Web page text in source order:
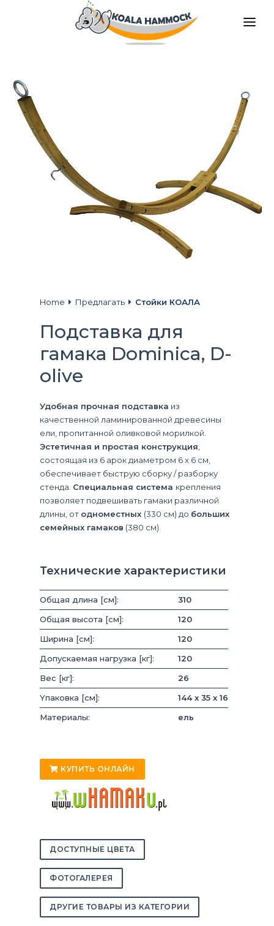
MАГАЗИНЫ
БУДЬ НАШИМ ДИТРИБЬЮТОРОМ
МЕДИА
КОНТАКТЫ
Home Предлагать Стойки КОАЛА
Подставка для
гамака Dominica, D-
olive
Удобная прочная подставка из
качественной ламинированной древесины
ели, пропитанной оливковой морилкой.
Эстетичная и простая конструкция
состоящая из 6 арок диаметром 6 х 6 см,
обеспечивает быструю сборку / разборку
стенда. Специальная система крепления
позволяет подвешивать гамаки различной
длины, от одноместных (330 см) до больших
семейных гамаков (380 см).
Технические характеристики
Общая длина [см]:
310
Общая высота [см]:
120
Ширина [см]:
120
Допускаемая нагрузка [кг]:
120
Вес [кг]:
26
Yпаковка [см]:
144 x 35 x 16
Материалы:
ель
КУПИТЬ ОНЛАЙН
ДОСТУПНЫЕ ЦВЕТА
ФОТОГАЛЕРЕЯ
ДРУГИЕ ТОВАРЫ ИЗ КАТЕГОРИИ